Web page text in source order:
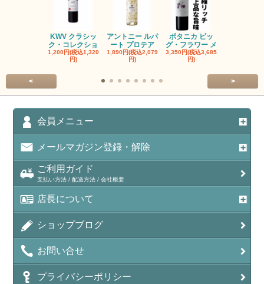
KWV クラシッ
ク・コレクショ
1,200円(税込1,320
円)
アントニー ルパ
ート プロテア
1,890円(税込2,079
円)
ボタニカ ビッ
グ・フラワー メ
3,350円(税込3,685
円)
< >
会員メニュー
メールマガジン登録・解除
ご利用ガイド
支払い方法 / 配送方法 / 会社概要
店長について
ショップブログ
お問い合せ
プライバシーポリシー